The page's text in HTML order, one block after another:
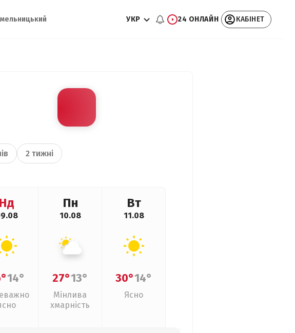
УКР 24 ОНЛАЙН КАБІНЕТ
2 тижні
Нд
14°
Пн
10.08
27°13°
Мінлива
хмарність
Вт
11.08
30°14°
Ясно